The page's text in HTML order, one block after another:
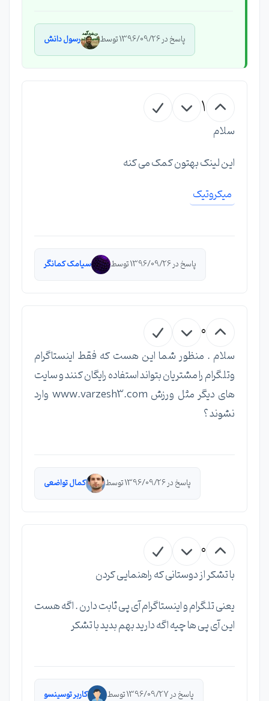
پاسخ در 1396/09/26 توسط رسول دانش
1
سلام
این لینک بهتون کمک می کنه
میکروتیک
پاسخ در 1396/09/26 توسط سیامک کمانگر
0
سلام . منظور شما این هست که فقط اینستاگرام
وتلگرام را مشتریان بتواند استفاده رایگان کنند و سایت
های دیگر مثل ورزش www.varzesh3.com وارد
نشوند ؟
پاسخ در 1396/09/26 توسط کمال تواضعی
0
با تشکر از دوستانی که راهنمایی کردن
یعنی تلگرام و اینستاگرام آی پی ثابت دارن . اگه هست
این آی پی ها چیه اگه دارید بهم بدید با تشکر
پاسخ در 1396/09/27 توسط کاربر توسینسو